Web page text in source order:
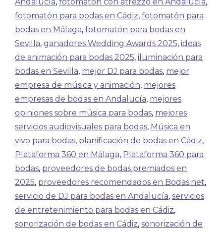
fotomatón para bodas en Cádiz, fotomatón para
bodas en Málaga, fotomatón para bodas en
Sevilla, ganadores Wedding Awards 2025, ideas
de animación para bodas 2025, iluminación para
bodas en Sevilla, mejor DJ para bodas, mejor
empresa de música y animación, mejores
empresas de bodas en Andalucía, mejores
opiniones sobre música para bodas, mejores
servicios audiovisuales para bodas, Música en
vivo para bodas, planificación de bodas en Cádiz,
Plataforma 360 en Málaga, Plataforma 360 para
bodas, proveedores de bodas premiados en
2025, proveedores recomendados en Bodas.net,
servicio de DJ para bodas en Andalucía, servicios
de entretenimiento para bodas en Cádiz,
sonorización de bodas en Cádiz, sonorización de